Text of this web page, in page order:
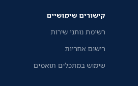
קישורים שימושיים
רשימת נותני שירות
רישום אחריות
שימוש במתכלים תואמים